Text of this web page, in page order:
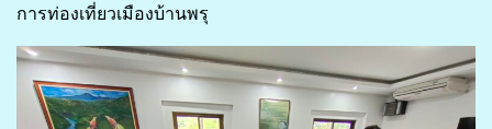
การท่องเที่ยวเมืองบ้านพรุ